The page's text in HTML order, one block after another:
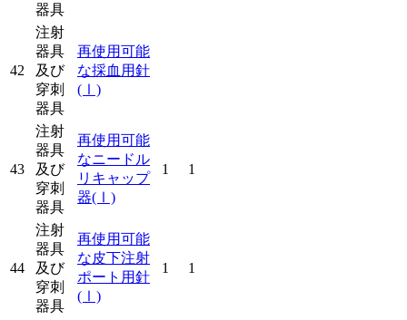
器具
42
注射
器具
及び
穿刺
器具
再使用可能
な採血用針
(Ⅰ)
43
注射
器具
及び
穿刺
器具
再使用可能
なニードル
リキャップ
器(Ⅰ)
1 1
44
注射
器具
及び
穿刺
器具
再使用可能
な皮下注射
ポート用針
(Ⅰ)
1 1